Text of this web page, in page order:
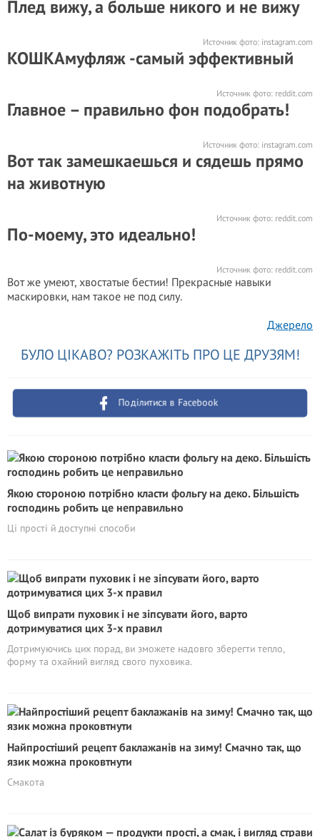
Плед вижу, а больше никого и не вижу
Источник фото: instagram.com
КОШКАмуфляж -самый эффективный
Источник фото: reddit.com
Главное – правильно фон подобрать!
Источник фото: instagram.com
Вот так замешкаешься и сядешь прямо
на животную
Источник фото: reddit.com
По-моему, это идеально!
Источник фото: reddit.com
Вот же умеют, хвостатые бестии! Прекрасные навыки
маскировки, нам такое не под силу.
Джерело
БУЛО ЦІКАВО? РОЗКАЖІТЬ ПРО ЦЕ ДРУЗЯМ!
Поділитися в Facebook
Якою стороною потрібно класти фольгу на деко. Більшість
господинь робить це неправильно
Ці прості й доступні способи
Щоб випрати пуховик і не зіпсувати його, варто
дотримуватися цих 3-х правил
Дотримуючись цих порад, ви зможете надовго зберегти тепло,
форму та охайний вигляд свого пуховика.
Найпростіший рецепт баклажанів на зиму! Смачно так, що
язик можна проковтнути
Смакота